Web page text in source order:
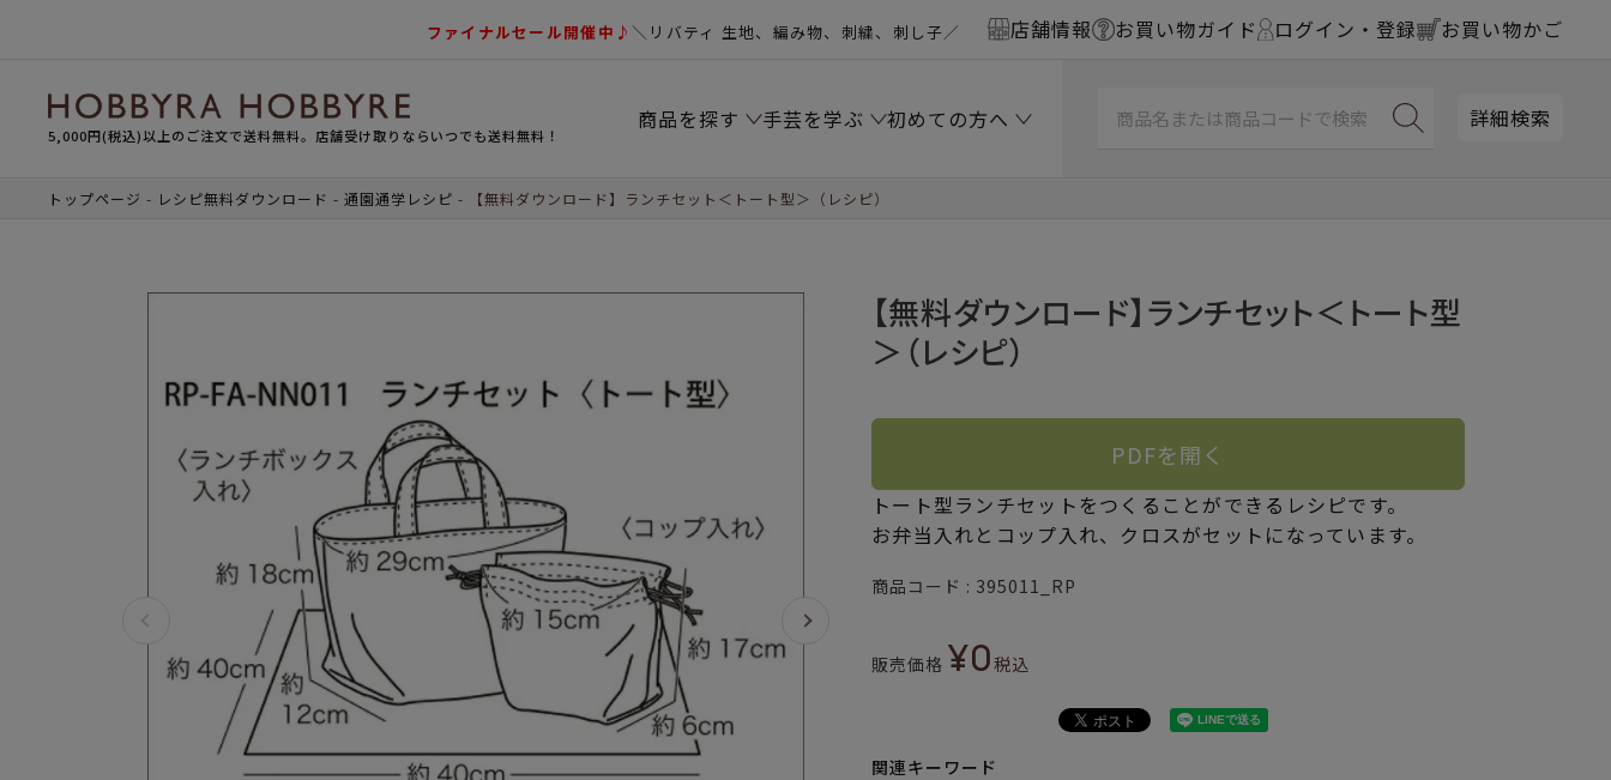
ファイナルセール開催中♪＼リバティ 生地、編み物、刺繍、刺し子／ 店舗情報 お買い物ガイド ログイン・登録 お買い物かご
5,000円(税込)以上のご注文で送料無料。店舗受け取りならいつでも送料無料！
商品を探す 手芸を学ぶ 初めての方へ 詳細検索
トップページ レシピ無料ダウンロード 通園通学レシピ 【無料ダウンロード】ランチセット＜トート型＞（レシピ）
【無料ダウンロード】ランチセット＜トート型
＞（レシピ）
PDFを開く
トート型ランチセットをつくることができるレシピです。
お弁当入れとコップ入れ、クロスがセットになっています。
商品コード 395011_RP
販売価格 ¥0税込
関連キーワード